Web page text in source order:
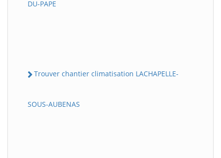
DU-PAPE
Trouver chantier climatisation LACHAPELLE-
SOUS-AUBENAS